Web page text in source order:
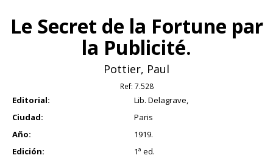
Le Secret de la Fortune par
la Publicité.
Pottier, Paul
Ref: 7.528
Editorial:
Lib. Delagrave,
Ciudad:
Paris
Año:
1919.
Edición:
1ª ed.